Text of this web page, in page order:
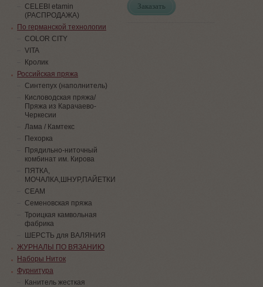
Заказать
СELEBI etamin
(РАСПРОДАЖА)
По германской технологии
COLOR CITY
VITA
Кролик
Российская пряжа
Синтепух (наполнитель)
Кисловодская пряжа/
Пряжа из Карачаево-
Черкесии
Лама / Камтекс
Пехорка
Прядильно-ниточный
комбинат им. Кирова
ПЯТКА,
МОЧАЛКА,ШНУР,ПАЙЕТКИ
СЕАМ
Семеновская пряжа
Троицкая камвольная
фабрика
ШЕРСТЬ для ВАЛЯНИЯ
ЖУРНАЛЫ ПО ВЯЗАНИЮ
Наборы Ниток
Фурнитура
Канитель жесткая